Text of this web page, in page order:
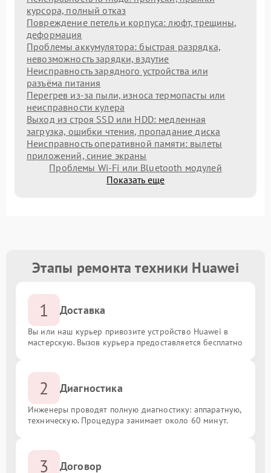
курсора, полный отказ
Повреждение петель и корпуса: люфт, трещины,
деформация
Проблемы аккумулятора: быстрая разрядка,
невозможность зарядки, вздутие
Неисправность зарядного устройства или
разъёма питания
Перегрев из‑за пыли, износа термопасты или
неисправности кулера
Выход из строя SSD или HDD: медленная
загрузка, ошибки чтения, пропадание диска
Неисправность оперативной памяти: вылеты
приложений, синие экраны
Проблемы Wi‑Fi или Bluetooth модулей
Показать еще
Этапы ремонта техники Huawei
1 Доставка
Вы или наш курьер привозите устройство Huawei в
мастерскую. Вызов курьера предоставляется бесплатно
2 Диагностика
Инженеры проводят полную диагностику: аппаратную,
техническую. Процедура занимает около 60 минут.
3 Договор